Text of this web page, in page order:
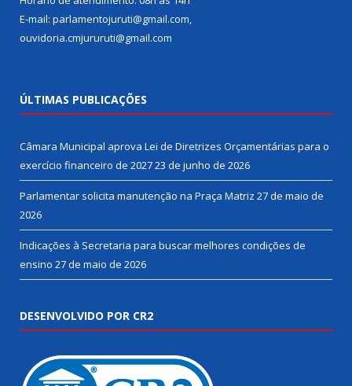
E-mail: parlamentojuruti@gmail.com,
ouvidoria.cmjururuti@gmail.com
ÚLTIMAS PUBLICAÇÕES
Câmara Municipal aprova Lei de Diretrizes Orçamentárias para o
exercício financeiro de 202723 de junho de 2026
Parlamentar solicita manutenção na Praça Matriz 27 de maio de
2026
Indicações à Secretaria para buscar melhores condições de
ensino 27 de maio de 2026
DESENVOLVIDO POR CR2